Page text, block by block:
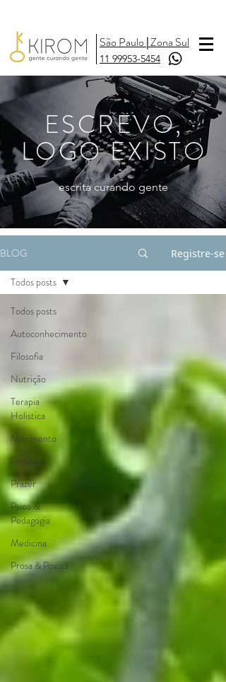
São Paulo |Zona Sul
11 99953-5454
ESCREVO,
LOGO EXISTO
escrita curando gente
BLOG Registre-se
Todos posts
Autoconhecimento
Filosofia
Nutrição
Terapia
Holistica
Movimento
Profissao
Prazer
Psico &
Pedagogia
Medicina
Prosa & Poesia
Todos posts